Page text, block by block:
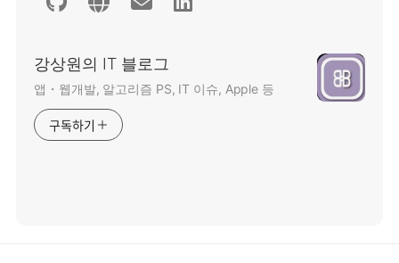
강상원의 IT 블로그
앱・웹개발, 알고리즘 PS, IT 이슈, Apple 등
구독하기